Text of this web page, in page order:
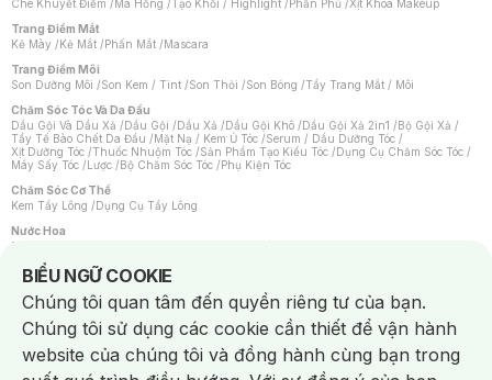
Che Khuyết Điểm /Má Hồng /Tạo Khối / Highlight /Phấn Phủ /Xịt Khoá Makeup
Trang Điểm Mắt
Kẻ Mày /Kẻ Mắt /Phấn Mắt /Mascara
Trang Điểm Môi
Son Dưỡng Môi /Son Kem / Tint /Son Thỏi /Son Bóng /Tẩy Trang Mắt / Môi
Chăm Sóc Tóc Và Da Đầu
Dầu Gội Và Dầu Xả /Dầu Gội /Dầu Xả /Dầu Gội Khô /Dầu Gội Xả 2in1 /Bộ Gội Xả /
Tẩy Tế Bào Chết Da Đầu /Mặt Nạ / Kem Ủ Tóc /Serum / Dầu Dưỡng Tóc /
Xịt Dưỡng Tóc /Thuốc Nhuộm Tóc /Sản Phẩm Tạo Kiểu Tóc /Dụng Cụ Chăm Sóc Tóc /
Máy Sấy Tóc /Lược /Bộ Chăm Sóc Tóc /Phụ Kiện Tóc
Chăm Sóc Cơ Thể
Kem Tẩy Lông /Dụng Cụ Tẩy Lông
Nước Hoa
Nước Hoa Nữ
Chăm Sóc Cá Nhân
Chống Muỗi /Khẩu Trang /Máy Massage/Mặt Nạ Xông Hơi /Nước Rửa Tay/
Sản Phẩm Chăm Sóc Khác /Bàn Chải Đánh Răng /Bàn Chải Điện/
Hỗ Trợ Trắng Răng/Kem Đánh Răng /Máy Tăm Nước/ Nước Súc Miệng/
Tăm / Chỉ Nha Khoa/ Xịt Thơm Miệng / Dung Dịch Vệ Sinh/Dưỡng Vùng Kín/
Khăn Ướt Vệ Sinh Vùng Kín/Băng Vệ Sinh/Tampon/Bọt Cạo Râu /Dao Cạo Râu/
Máy Cạo Râu
BIỂU NGỮ COOKIE
Notice about cookies usage
Chúng tôi quan tâm đến quyền riêng tư của bạn.
Chúng tôi sử dụng các cookie cần thiết để vận hành
website của chúng tôi và đồng hành cùng bạn trong